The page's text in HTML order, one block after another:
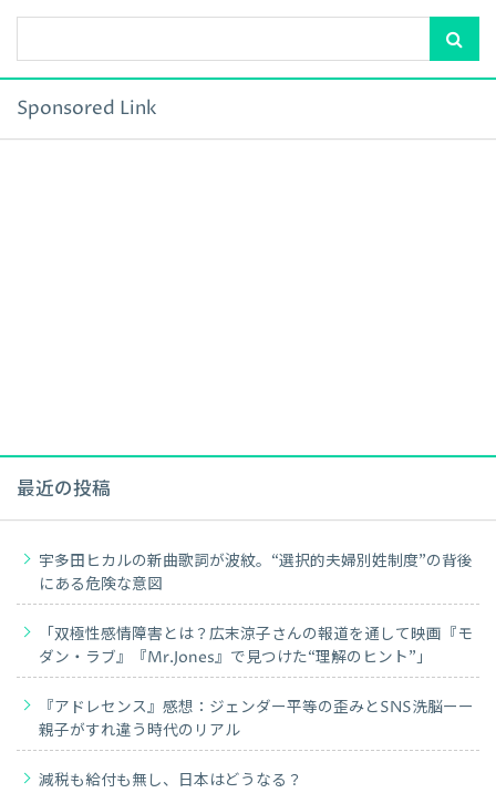
Sponsored Link
最近の投稿
宇多田ヒカルの新曲歌詞が波紋。“選択的夫婦別姓制度”の背後
にある危険な意図
「双極性感情障害とは？広末涼子さんの報道を通して映画『モ
ダン・ラブ』『Mr.Jones』で見つけた“理解のヒント”」
『アドレセンス』感想：ジェンダー平等の歪みとSNS洗脳ーー
親子がすれ違う時代のリアル
減税も給付も無し、日本はどうなる？